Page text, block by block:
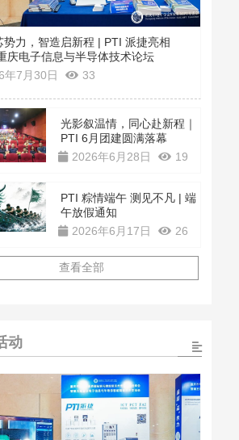
势力，智造启新程 | PTI 派捷亮相
庆电子信息与半导体技术论坛
年7月30日
33
光影叙温情，同心赴新程｜
PTI 6月团建圆满落幕
2026年6月28日
19
PTI 粽情端午 测见不凡 | 端
午放假通知
2026年6月17日
26
查看全部
动